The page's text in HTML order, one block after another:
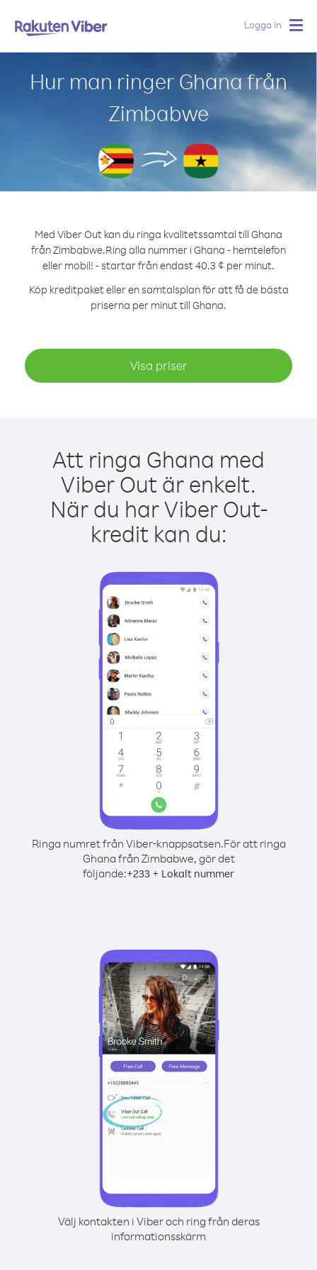
Logga in
Hur man ringer Ghana från
Zimbabwe
Med Viber Out kan du ringa kvalitetssamtal till Ghana
från Zimbabwe.Ring alla nummer i Ghana - hemtelefon
eller mobil! - startar från endast 40.3 ¢ per minut.
Köp kreditpaket eller en samtalsplan för att få de bästa
priserna per minut till Ghana.
Visa priser
Att ringa Ghana med
Viber Out är enkelt.
När du har Viber Out-
kredit kan du:
Ringa numret från Viber-knappsatsen.För att ringa
Ghana från Zimbabwe, gör det
följande:+233 + Lokalt nummer
Välj kontakten i Viber och ring från deras
informationsskärm